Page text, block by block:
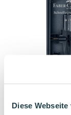
Diese